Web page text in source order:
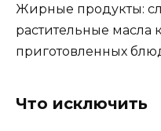
Жирные продукты:
растительные масла
приготовленных
Что исключить